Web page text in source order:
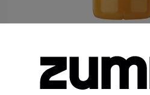
Botella Rpet 0.25 L
Retail